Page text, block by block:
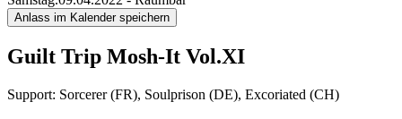
Anlass im Kalender speichern
Guilt Trip Mosh-It Vol.XI
Support: Sorcerer (FR), Soulprison (DE), Excoriated (CH)